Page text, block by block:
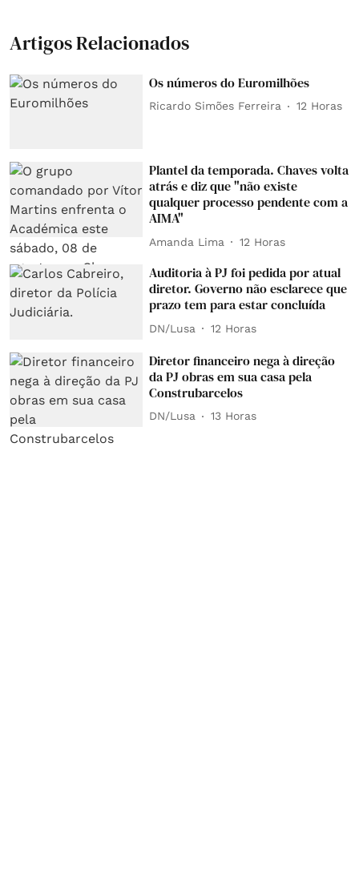
Artigos Relacionados
Os números do Euromilhões
Ricardo Simões Ferreira 12 Horas
Plantel da temporada. Chaves volta
atrás e diz que "não existe
qualquer processo pendente com a
AIMA"
Amanda Lima 12 Horas
Auditoria à PJ foi pedida por atual
diretor. Governo não esclarece que
prazo tem para estar concluída
DN/Lusa 12 Horas
Diretor financeiro nega à direção
da PJ obras em sua casa pela
Construbarcelos
DN/Lusa 13 Horas